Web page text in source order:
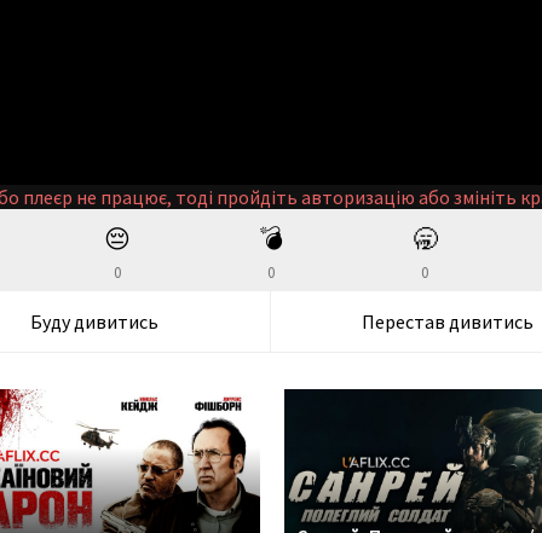
плеєр не працює, тоді пройдіть авторизацію або змініть
😔
0
💣
0
🥱
0
Буду дивитись Перестав дивитись